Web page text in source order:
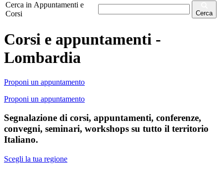
Cerca in Appuntamenti e
Corsi
Cerca
Corsi e appuntamenti -
Lombardia
Proponi un appuntamento
Proponi un appuntamento
Segnalazione di corsi, appuntamenti, conferenze,
convegni, seminari, workshops su tutto il territorio
Italiano.
Scegli la tua regione